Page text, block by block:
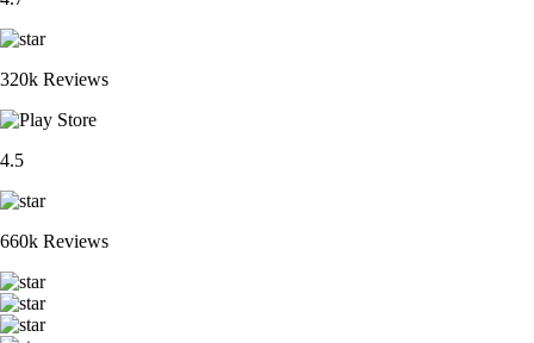
320k Reviews
4.5
660k Reviews